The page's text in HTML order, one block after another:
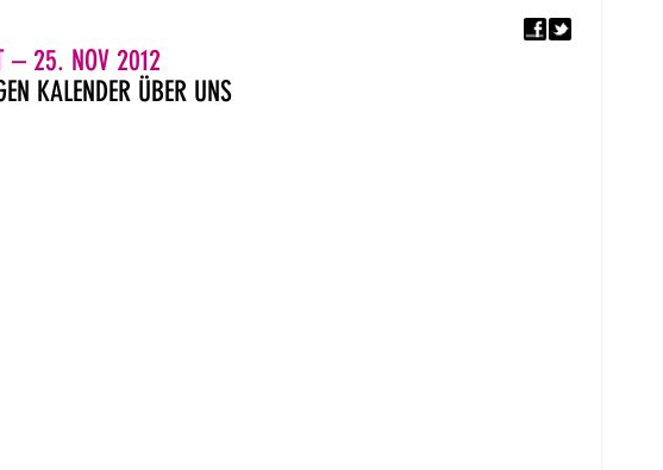
5. EUROPÄISCHER
– 25. NOV 2012
KALENDER ÜBER UNS